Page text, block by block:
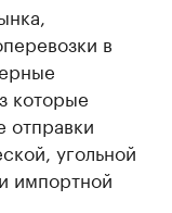
в
которые
отправки
угольной
импортной